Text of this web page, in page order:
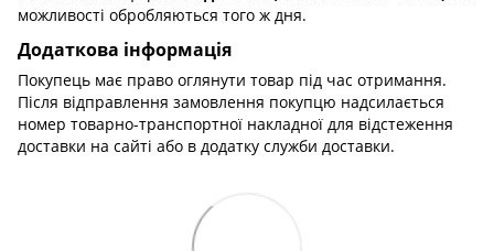
можливості обробляються того ж дня.
Додаткова інформація
Покупець має право оглянути товар під час отримання.
Після відправлення замовлення покупцю надсилається
номер товарно-транспортної накладної для відстеження
доставки на сайті або в додатку служби доставки.